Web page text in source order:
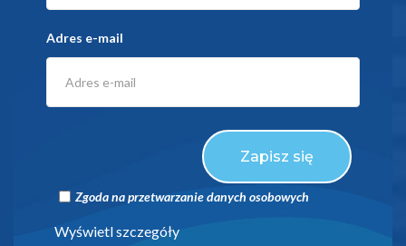
Adres e-mail
Zapisz się
Zgoda na przetwarzanie danych osobowych
Wyświetl szczegóły